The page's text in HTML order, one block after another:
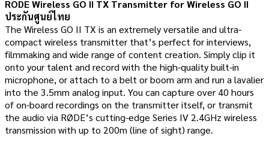
RODE Wireless GO II TX Transmitter for Wireless GO II
ประกันศูนย์ไทย
The Wireless GO II TX is an extremely versatile and ultra-
compact wireless transmitter that’s perfect for interviews,
filmmaking and wide range of content creation. Simply clip it
onto your talent and record with the high-quality built-in
microphone, or attach to a belt or boom arm and run a lavalier
into the 3.5mm analog input. You can capture over 40 hours
of on-board recordings on the transmitter itself, or transmit
the audio via RØDE’s cutting-edge Series IV 2.4GHz wireless
transmission with up to 200m (line of sight) range.